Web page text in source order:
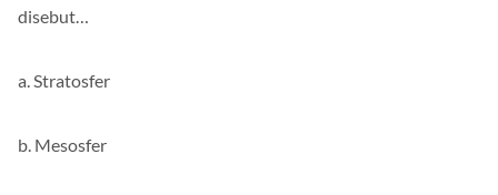
disebut…
a. Stratosfer
b. Mesosfer